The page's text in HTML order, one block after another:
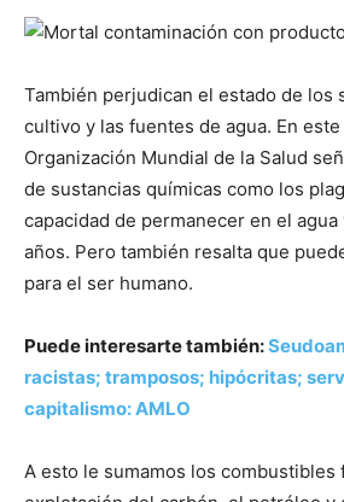
También perjudican el estado de los
cultivo y las fuentes de agua. En
Organización Mundial de la Salud
de sustancias químicas como los
capacidad de permanecer en el
años. Pero también resalta que
para el ser humano.
Puede interesarte también:
racistas; tramposos; hipócritas;
capitalismo: AMLO
A esto le sumamos los combustibles